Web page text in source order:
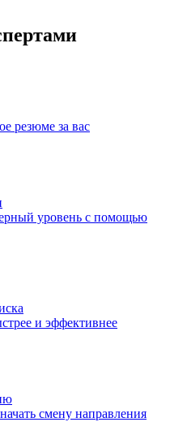
резюме за вас
уровень с помощью
и эффективнее
смену направления